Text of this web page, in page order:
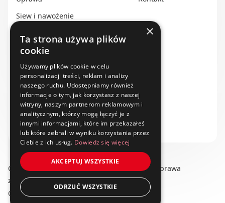
Siew i nawożenie
Transport i przechowywanie
Do zbioru
Rolnictwo precyzyjne
Dealerzy
Ze świata techniki rolniczej
Copyright © 2025 swiat-techniki.pl. Wszelkie prawa
zastrzeżone.
Obserwuj nas na:
×
Ta strona używa plików
cookie
Używamy plików cookie w celu
personalizacji treści, reklam i analizy
naszego ruchu. Udostępniamy również
informacje o tym, jak korzystasz z naszej
witryny, naszym partnerom reklamowym i
analitycznym, którzy mogą łączyć je z
innymi informacjami, które im przekazałeś
lub które zebrali w wyniku korzystania przez
Ciebie z ich usług. Dowiedz się więcej
AKCEPTUJ WSZYSTKIE
ODRZUĆ WSZYSTKIE